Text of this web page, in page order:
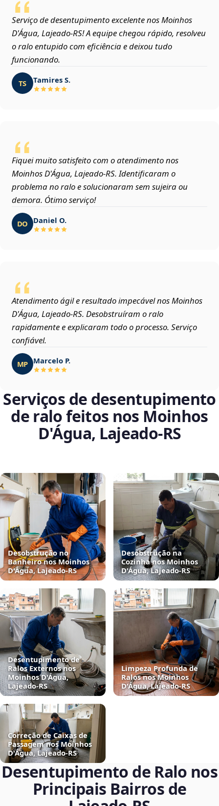
Serviço de desentupimento excelente nos Moinhos
D'Água, Lajeado‑RS! A equipe chegou rápido, resolveu
o ralo entupido com eficiência e deixou tudo
funcionando.
TS Tamires S.
Fiquei muito satisfeito com o atendimento nos
Moinhos D'Água, Lajeado‑RS. Identificaram o
problema no ralo e solucionaram sem sujeira ou
demora. Ótimo serviço!
DO Daniel O.
Atendimento ágil e resultado impecável nos Moinhos
D'Água, Lajeado‑RS. Desobstruíram o ralo
rapidamente e explicaram todo o processo. Serviço
confiável.
MP Marcelo P.
Serviços de desentupimento
de ralo feitos nos Moinhos
D'Água, Lajeado‑RS
Desobstrução no
Banheiro nos Moinhos
D'Água, Lajeado‑RS
Desobstrução na
Cozinha nos Moinhos
D'Água, Lajeado‑RS
Desentupimento de
Ralos Externos nos
Moinhos D'Água,
Lajeado‑RS
Limpeza Profunda de
Ralos nos Moinhos
D'Água, Lajeado‑RS
Correção de Caixas de
Passagem nos Moinhos
D'Água, Lajeado‑RS
Desentupimento de Ralo nos
Principais Bairros de